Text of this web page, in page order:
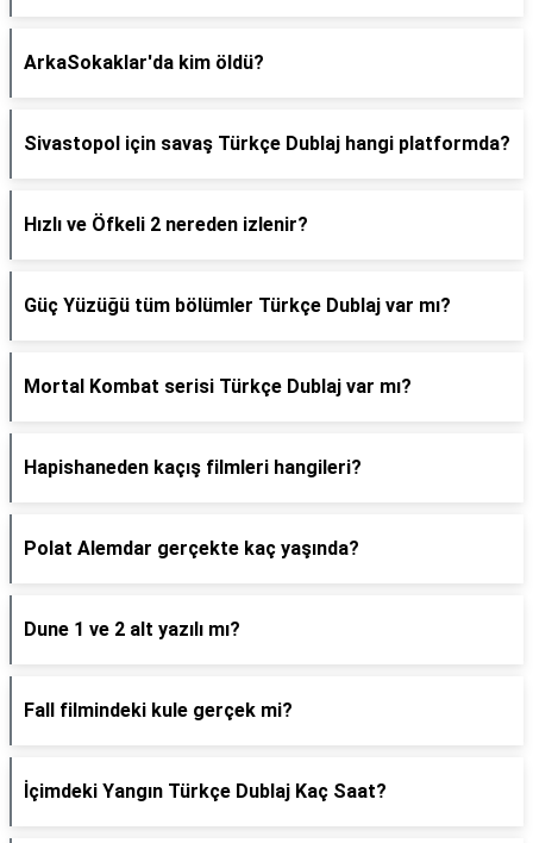
ArkaSokaklar'da kim öldü?
Sivastopol için savaş Türkçe Dublaj hangi platformda?
Hızlı ve Öfkeli 2 nereden izlenir?
Güç Yüzüğü tüm bölümler Türkçe Dublaj var mı?
Mortal Kombat serisi Türkçe Dublaj var mı?
Hapishaneden kaçış filmleri hangileri?
Polat Alemdar gerçekte kaç yaşında?
Dune 1 ve 2 alt yazılı mı?
Fall filmindeki kule gerçek mi?
İçimdeki Yangın Türkçe Dublaj Kaç Saat?